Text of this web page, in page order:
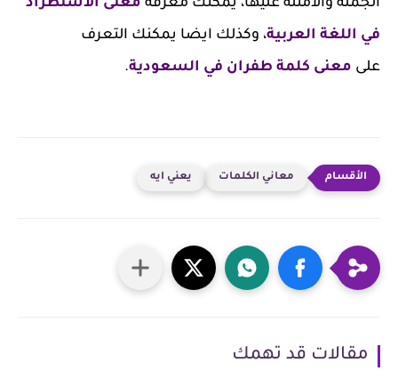
الجملة والامثلة عليها، يمكنك معرفة معنى الاستطراد
في اللغة العربية، وكذلك ايضا يمكنك التعرف
على معنى كلمة طفران في السعودية.
معاني الكلمات يعني ايه
مقالات قد تهمك